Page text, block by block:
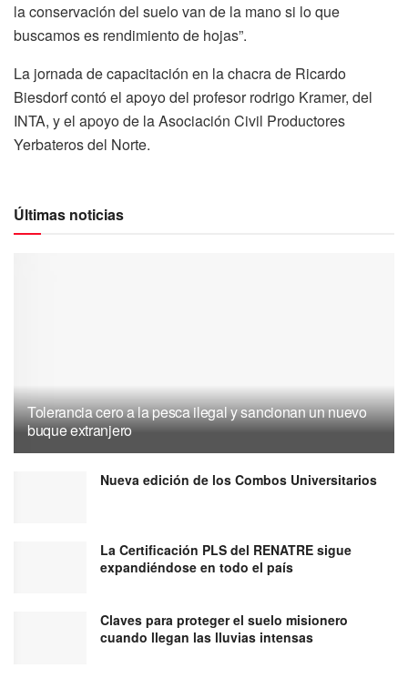
la conservación del suelo van de la mano si lo que
buscamos es rendimiento de hojas”.
La jornada de capacitación en la chacra de Ricardo
Biesdorf contó el apoyo del profesor rodrigo Kramer, del
INTA, y el apoyo de la Asociación Civil Productores
Yerbateros del Norte.
Últimas noticias
Tolerancia cero a la pesca ilegal y sancionan un nuevo
buque extranjero
Nueva edición de los Combos Universitarios
La Certificación PLS del RENATRE sigue
expandiéndose en todo el país
Claves para proteger el suelo misionero
cuando llegan las lluvias intensas